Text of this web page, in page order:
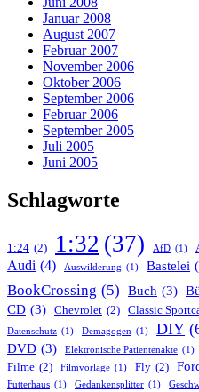
Januar 2008
August 2007
Februar 2007
November 2006
Oktober 2006
September 2006
Februar 2006
September 2005
Juli 2005
Juni 2005
Schlagworte
1:24 (2) 1:32 (37) AfD (1)
Audi (4) Auswilderung (1) Bastelei
BookCrossing (5) Buch (3)
CD (3) Chevrolet (2) Classic
Datenschutz (1) Demagogen (1) DIY
DVD (3) Elektronische Patientenakte (1)
Filme (2) Filmvorlage (1) Fly (2)
Futterhaus (1) Gedankensplitter (1)